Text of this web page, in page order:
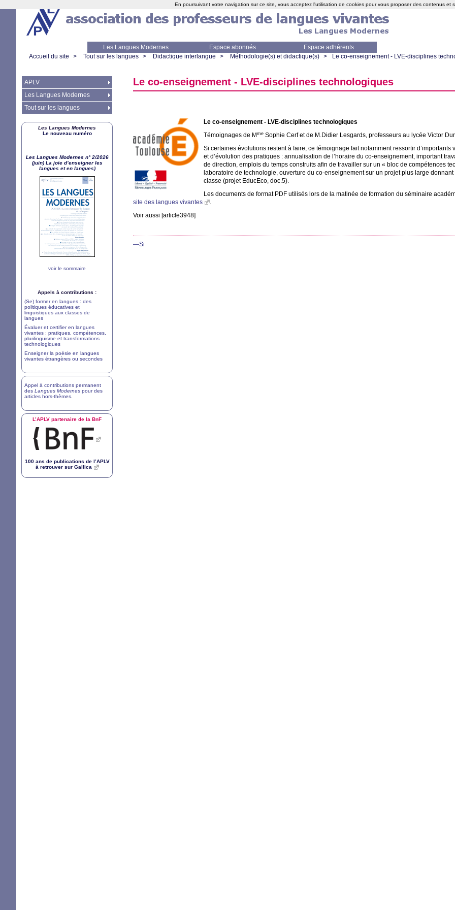
Les Langues Modernes Espace abonnés
Espace adhérents
Accueil du site > Tout sur les langues > Didactique interlangue > Méthodologie(s) et didactique(s) > Le co-enseignement - LVE-disciplines
Le co-enseignement - LVE-disciplines technologiques
Le co-enseignement - LVE-disciplines technologiques
Témoignages de M me Sophie Cerf et de M.Didier Lesgards, professeurs au lycée Victor
Si certaines évolutions restent à faire, ce témoignage fait notamment ressortir d’importants
et d’évolution des pratiques : annualisation de l’horaire du co-enseignement, important
de direction, emplois du temps construits afin de travailler sur un « bloc de compétences
laboratoire de technologie, ouverture du co-enseignement sur un projet plus large donnant
classe (projet EducEco, doc.5).
Les documents de format PDF utilisés lors de la matinée de formation du séminaire
site des langues vivantes
.
Voir aussi [article3948]
—Si
APLV
Les Langues Modernes
Tout sur les langues
Les Langues Modernes
Le nouveau numéro
Les Langues Modernes n° 2/2026
(juin) La joie d’enseigner les
langues et en langues)
voir le sommaire
Appels à contributions :
(Se) former en langues : des
politiques éducatives et
linguistiques aux classes de
langues
Évaluer et certifier en langues
vivantes : pratiques, compétences,
plurilinguisme et transformations
technologiques
Enseigner la poésie en langues
vivantes étrangères ou secondes
Appel à contributions permanent
des Langues Modernes pour des
articles hors-thèmes
L’APLV partenaire de la BnF
100 ans de publications de l’APLV
à retrouver sur Gallica
En poursuivant votre navigation sur ce site, vous acceptez l'utilisation de cookies pour vous proposer des contenus et